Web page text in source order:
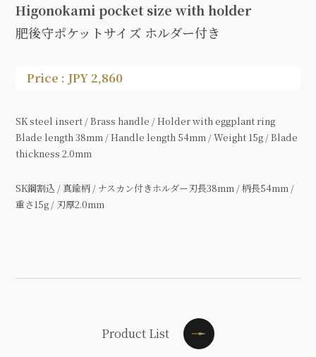
Higonokami pocket size with holder
肥後守ポケットサイズ ホルダー付き
Price : JPY 2,860
SK steel insert / Brass handle / Holder with eggplant ring
Blade length 38mm / Handle length 54mm / Weight 15g / Blade
thickness 2.0mm
SK鋼割込 / 真鍮柄 / ナスカン付きホルダー刃長38mm / 柄長54mm /
重さ15g / 刃厚2.0mm
Product List